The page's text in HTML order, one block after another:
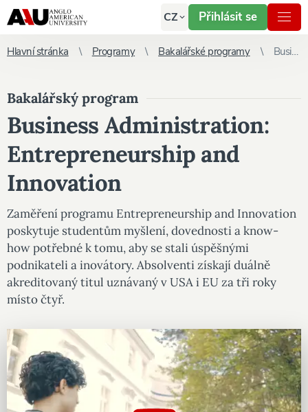
CZ Přihlásit se
Hlavní stránka Programy Bakalářské programy Business Administration: Entrepreneurship and Innovation
Bakalářský program
Business Administration:
Entrepreneurship and
Innovation
Zaměření programu Entrepreneurship and Innovation
poskytuje studentům myšlení, dovednosti a know-
how potřebné k tomu, aby se stali úspěšnými
podnikateli a inovátory. Absolventi získají duálně
akreditovaný titul uznávaný v USA i EU za tři roky
místo čtyř.